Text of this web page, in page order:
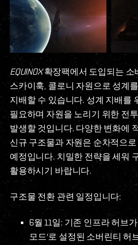
EQUINOX확장팩에서 도입되는 소
스카이훅, 콜로니 자원으로 성계
지배할 수 있습니다. 성계 지배를
필요하며 자원을 노리기 위한 전
발생할 것입니다. 다양한 변화에
신규 구조물과 자원은 순차적으로
예정입니다. 치밀한 전략을 세워
활용하시기 바랍니다.
구조물 전환 관련 일정입니다:
6월 11일: 기존 인프라 허브
모드'로 설정된 소버린티 허